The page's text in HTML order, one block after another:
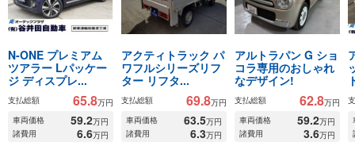
N-ONE プレミアム
ツアラー Lパッケー
ジ ディスプレ...
支払総額 65.8万円
車両価格
59.2万円
諸費用
6.6万円
アクティトラック パ
ワフルシリーズリフ
ター リフタ...
支払総額 69.8万円
車両価格
63.5万円
諸費用
6.3万円
アルトラパン G ショ
コラ専用のおしゃれ
なデザイン!
支払総額 62.8万円
車両価格
59.2万円
諸費用
3.6万円